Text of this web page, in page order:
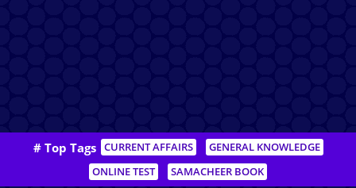
# Top Tags CURRENT AFFAIRS
GENERAL KNOWLEDGE
ONLINE TEST
SAMACHEER BOOK